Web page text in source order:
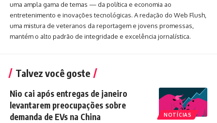
uma ampla gama de temas — da política e economia ao
entretenimento e inovações tecnológicas. A redação do Web Flush,
uma mistura de veteranos da reportagem e jovens promessas,
mantém o alto padrão de integridade e excelência jornalística.
Talvez você goste
NOTÍCIAS
Nio cai após entregas de janeiro
levantarem preocupações sobre
demanda de EVs na China